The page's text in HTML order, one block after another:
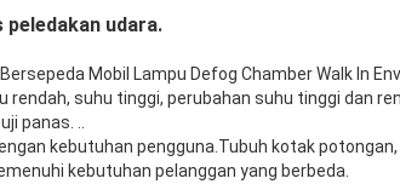
peledakan udara.
Mobil Lampu Defog Chamber Walk In
suhu tinggi, perubahan suhu tinggi dan
panas. ..
kebutuhan pengguna.Tubuh kotak
kebutuhan pelanggan yang berbeda.